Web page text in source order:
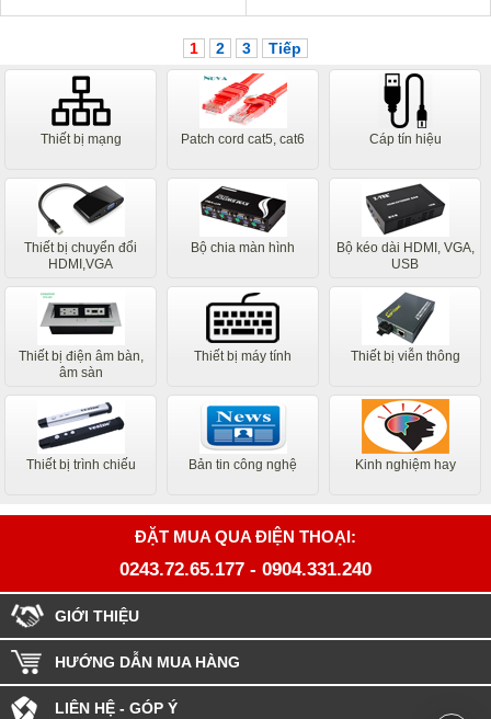
1 2 3 Tiếp
Thiết bị mạng Patch cord cat5, cat6 Cáp tín hiệu
Thiết bị chuyển đổi
HDMI,VGA
Bộ chia màn hình
Bộ kéo dài HDMI, VGA,
USB
Thiết bị điện âm bàn,
âm sàn
Thiết bị máy tính Thiết bị viễn thông
Thiết bị trình chiếu Bản tin công nghệ Kinh nghiệm hay
ĐẶT MUA QUA ĐIỆN THOẠI:
0243.72.65.177 - 0904.331.240
GIỚI THIỆU
HƯỚNG DẪN MUA HÀNG
LIÊN HỆ - GÓP Ý